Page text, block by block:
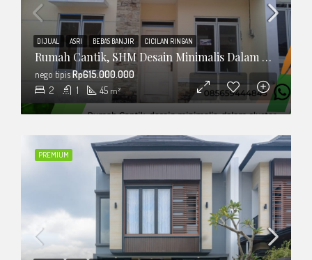
Rumah Cantik, SHM Desain Minimalis Dalam Cluster
2 1 45 m²
nego tipisRp615.000.000
DIJUAL ASRI BEBAS BANJIR CICILAN RINGAN
PREMIUM